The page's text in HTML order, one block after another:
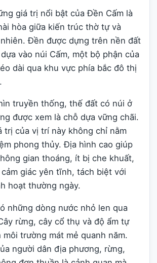
giá trị nổi bật của Đền Cấm là
hòa giữa kiến trúc thờ tự và
Đền được dựng trên nền đất
vào núi Cấm, một bộ phận của
dài qua khu vực phía bắc đô thị
truyền thống, thế đất có núi ở
được xem là chỗ dựa vững chãi.
trị của vị trí này không chỉ nằm
phong thủy. Địa hình cao giúp
gian thoáng, ít bị che khuất,
giác yên tĩnh, tách biệt với
hoạt thường ngày.
những dòng nước nhỏ len qua
rừng, cây cổ thụ và độ ẩm tự
môi trường mát mẻ quanh năm.
người dân địa phương, rừng,